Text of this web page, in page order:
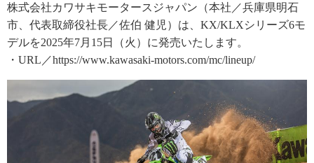
株式会社カワサキモータースジャパン（本社／兵庫県明石
市、代表取締役社長／佐伯 健児）は、KX/KLXシリーズ6モ
デルを2025年7月15日（火）に発売いたします。
・URL／https://www.kawasaki-motors.com/mc/lineup/